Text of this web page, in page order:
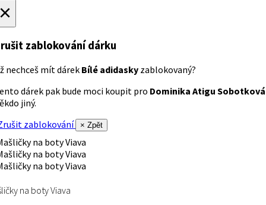
zablokování dárku
nechceš mít dárek Bílé adidasky zablokovaný?
dárek pak bude moci koupit pro Dominika Atigu Sobotková
jiný.
zablokování
× Zpět
na boty Viava